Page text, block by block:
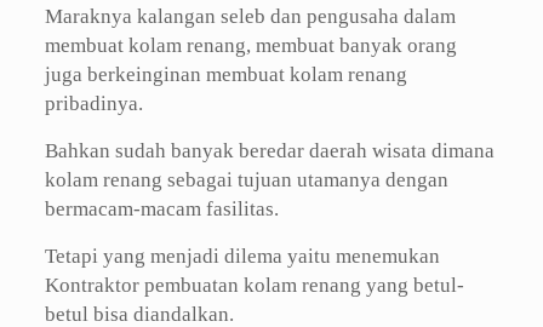
Maraknya kalangan seleb dan pengusaha dalam
membuat kolam renang, membuat banyak orang
juga berkeinginan membuat kolam renang
pribadinya.
Bahkan sudah banyak beredar daerah wisata dimana
kolam renang sebagai tujuan utamanya dengan
bermacam-macam fasilitas.
Tetapi yang menjadi dilema yaitu menemukan
Kontraktor pembuatan kolam renang yang betul-
betul bisa diandalkan.